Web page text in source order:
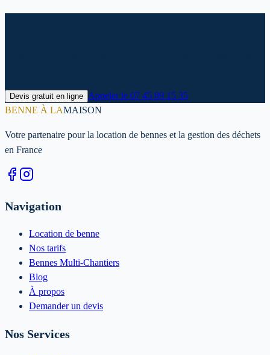
Devis gratuit en ligne Appeler le 07 45 89 15 35
BENNE À LAMAISON
Votre partenaire pour la location de bennes et la gestion des déchets
en France
Navigation
Location de benne
Nos tarifs
Bennes Multi-Chantiers
Blog
À propos
Demander un devis
Nos Services